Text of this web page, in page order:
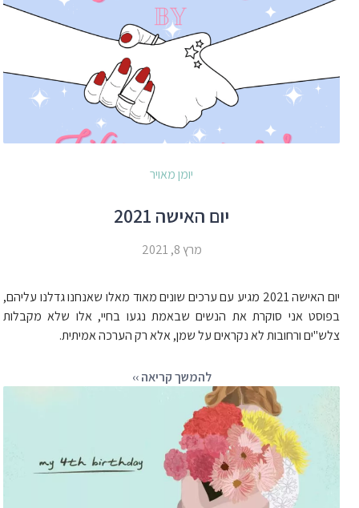
יומן מאויר
יום האישה 2021
מרץ 8, 2021
יום האישה 2021 מגיע עם ערכים שונים מאוד מאלו שאנחנו גדלנו עליהם,
בפוסט אני סוקרת את הנשים שבאמת נגעו בחיי, אלו שלא מקבלות
צלש"ים ורחובות לא נקראים על שמן, אלא רק הערכה אמיתית.
להמשך קריאה ››